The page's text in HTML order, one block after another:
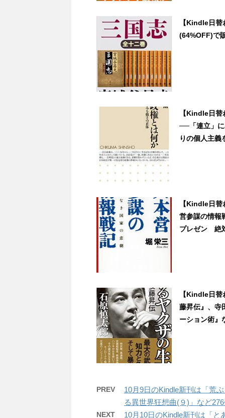
【Kindle日
(64%OFF)で
【Kindle日
──「連立」
りの個人主
【Kindle日
営参謀の情報
プレゼン 絶
【Kindle日
藤昇伝』、寺
ーション術』
PREV
10月9日のKindle新刊は「荒
る異世界狂想曲(９)」など
NEXT 10月10日のKindle新刊は「